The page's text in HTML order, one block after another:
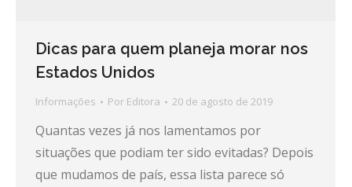
Dicas para quem planeja morar nos
Estados Unidos
Informações Por Editora 20 de agosto de 2019
Quantas vezes já nos lamentamos por
situações que podiam ter sido evitadas? Depois
que mudamos de país, essa lista parece só